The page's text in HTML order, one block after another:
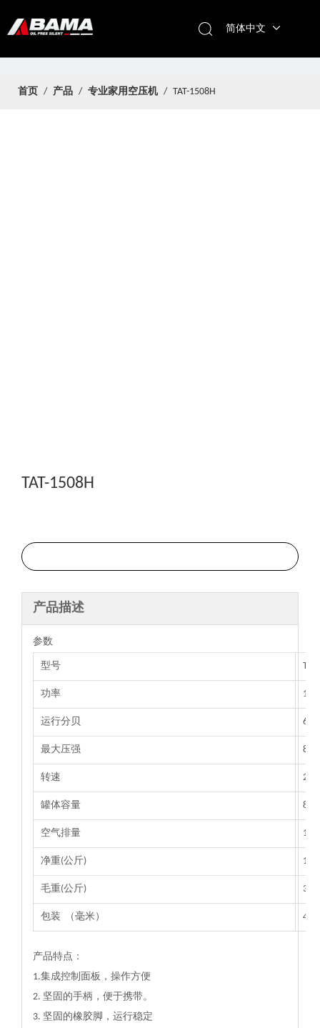
简体中文
首页 / 产品 / 专业家用空压机 / TAT-1508H
TAT-1508H
产品描述
参数
型号
功率
运行分贝 65
最大压强 8.8
转速
罐体容量 8L
空气排量
净重(公斤)
毛重(公斤) 34
包装 （毫米）
产品特点：
1.集成控制面板，操作方便
2. 坚固的手柄，便于携带。
3. 坚固的橡胶脚，运行稳定